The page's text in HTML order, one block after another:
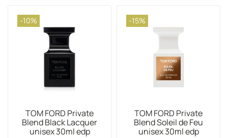
-10%
TOM FORD Private
Blend Black Lacquer
unisex 30ml edp
-15%
TOM FORD Private
Blend Soleil de Feu
unisex 30ml edp